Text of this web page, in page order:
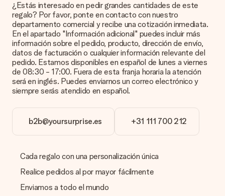
satisfecho con tu regalo. Por eso es importante utilizar fotos
de alta calidad. Si no estás seguro de la calidad de la imagen,
ponte en contacto con nuestro equipo de atención al cliente e
incluye la foto junto con el regalo que te interesa encargar.
Ellos podrán comprobar la calidad por ti.
¿Qué formatos puedo cargar?
Puedes carga archivos JPG y PNG en nuestro editor. ¿Es
esto demasiado técnico o tienes una imagen de un formato
diferente que te gustaría usar? Ponte en contacto con
encantados de ayudarte para que puedas crear el regalo que
deseas!
disponible?
¿Estás buscando un regalo específico o un regalo en un color
específico, pero no aparece en el sitio web? Ponte en
contacto con nuestro equipo de servicio al cliente; ¡Nos
encantará ayudarte!
¿Estás interesado en pedir grandes cantidades de este
regalo? Por favor, ponte en contacto con nuestro
departamento comercial y recibe una cotización inmediata.
En el apartado "Información adicional" puedes incluir más
información sobre el pedido, producto, dirección de envío,
datos de facturación o cualquier información relevante del
pedido. Estamos disponibles en español de lunes a viernes
de 08:30 - 17:00. Fuera de esta franja horaria la atención
será en inglés. Puedes enviarnos un correo electrónico y
siempre serás atendido en español.
b2b@yoursurprise.es +31 111 700 212
Cada regalo con una personalización única
Realice pedidos al por mayor fácilmente
Enviamos a todo el mundo